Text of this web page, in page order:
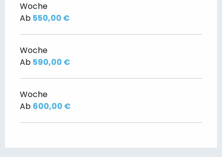
Woche
Ab 550,00 €
Woche
Ab 590,00 €
Woche
Ab 600,00 €